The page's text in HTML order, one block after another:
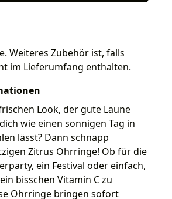
Weiteres Zubehör ist, falls
im Lieferumfang enthalten.
Look, der gute Laune
wie einen sonnigen Tag in
lässt? Dann schnapp
Zitrus Ohrringe! Ob für die
ein Festival oder einfach,
bisschen Vitamin C zu
Ohrringe bringen sofort